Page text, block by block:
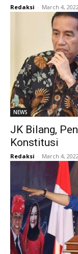
Redaksi - March 4,
NEWS
JK Bilang,
Konstitusi
Redaksi - March 4,